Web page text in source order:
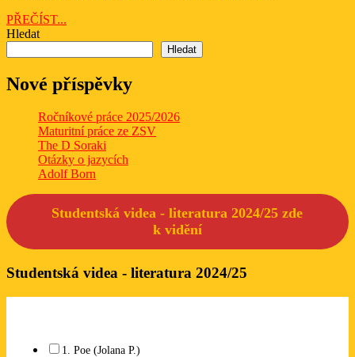
PŘEČÍST...
Hledat
Hledat
Nové příspěvky
Ročníkové práce 2025/2026
Maturitní práce ze ZSV
The D Soraki
Otázky o jazycích
Adolf Born
Studentská videa - literatura 2024/25 zde
k vidění
Studentská videa - literatura 2024/25
1. Poe (Jolana P.)